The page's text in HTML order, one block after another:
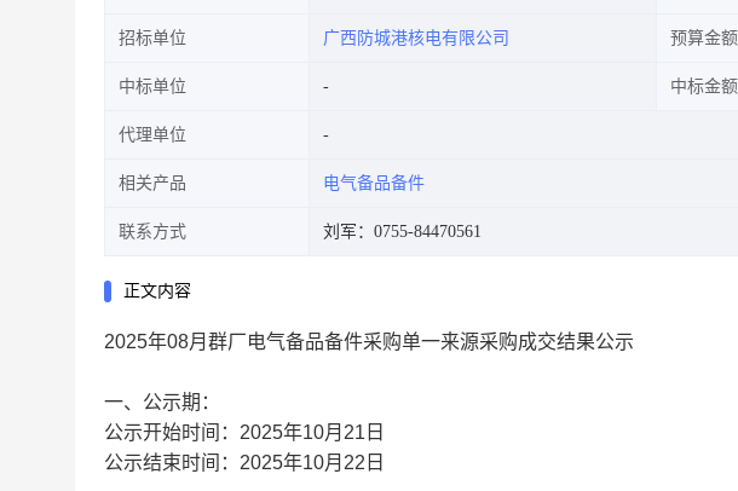
招标单位 广西防城港核电有限公司 预算金额
中标单位 中标金额
代理单位
相关产品 电气备品备件
联系方式 刘军：0755-84470561
正文内容
2025年08月群厂电气备品备件采购单一来源采购成交结果公示
一、公示期：
公示开始时间：2025年10月21日
公示结束时间：2025年10月22日